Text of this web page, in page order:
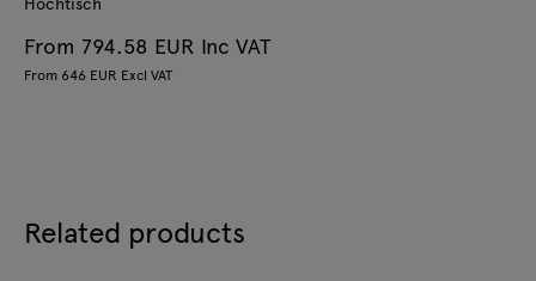
From 794.58 EUR Inc VAT
From 646 EUR Excl VAT
Related products